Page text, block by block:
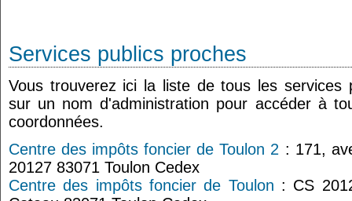
Services publics proches
Vous trouverez ici la liste de tous les services
sur un nom d'administration pour accéder à
coordonnées.
Centre des impôts foncier de Toulon 2 : 171,
20127 83071 Toulon Cedex
Centre des impôts foncier de Toulon : CS